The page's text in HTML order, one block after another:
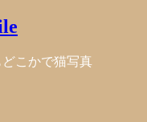
こかで猫写真